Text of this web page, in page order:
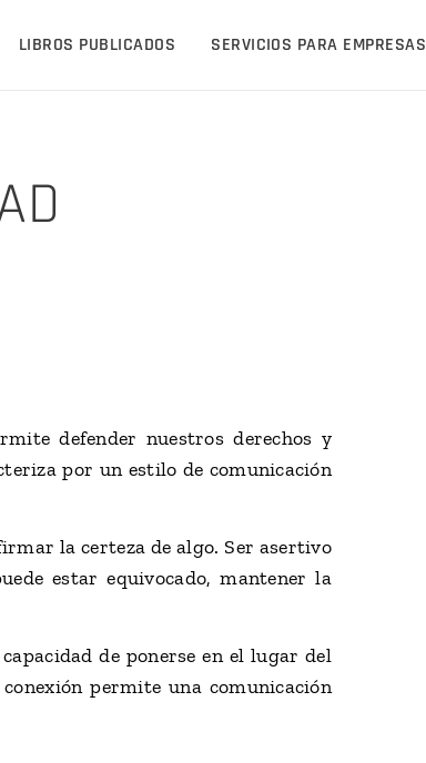
LIBROS PUBLICADOS SERVICIOS PARA EMPRESAS
defender nuestros derechos y
por un estilo de comunicación
la certeza de algo. Ser asertivo
estar equivocado, mantener la
de ponerse en el lugar del
permite una comunicación